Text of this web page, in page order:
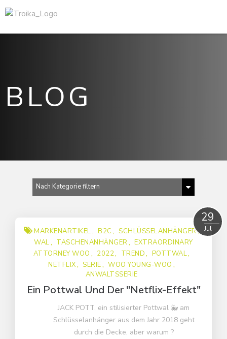
BLOG
Nach Kategorie filtern
Anwaltsserie
B2C
Extraordinary Attorney Woo
Markenartikel
Pottwal
Schlüsselanhänger
29
Jul
MARKENARTIKEL B2C
SCHLÜSSELANHÄNGER
WAL
TASCHENANHÄNGER
EXTRAORDINARY
ATTORNEY WOO
2022 TREND
POTTWAL
NETFLIX
SERIE
WOO YOUNG-WOO
ANWALTSSERIE
Ein Pottwal Und Der "Netflix-Effekt"
JACK POTT, ein stilisierter Pottwal 🐳 am
Schlüsselanhänger aus dem Jahr 2018 geht
durch die Decke, aber warum ?